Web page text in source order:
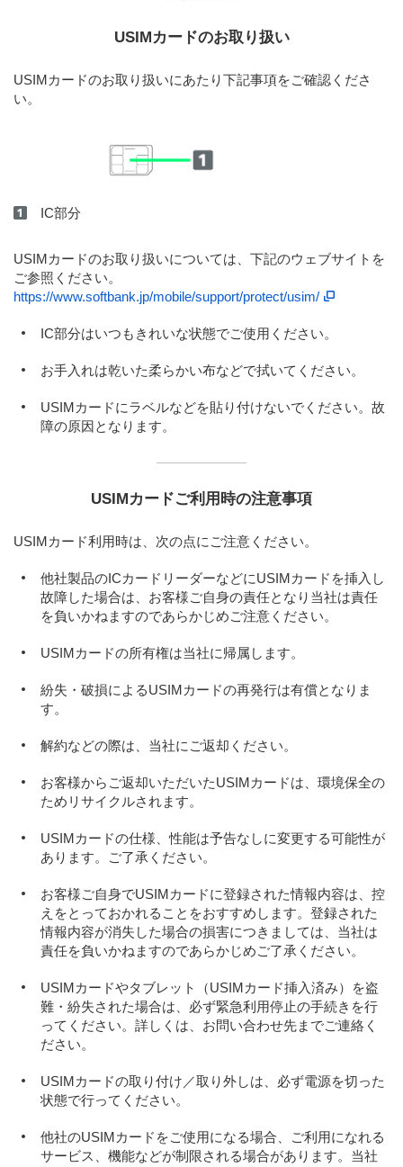
USIMカードのお取り扱い
USIMカードのお取り扱いにあたり下記事項をご確認くださ
い。
IC部分
USIMカードのお取り扱いについては、下記のウェブサイトを
ご参照ください。
https://www.softbank.jp/mobile/support/protect/usim/
IC部分はいつもきれいな状態でご使用ください。
お手入れは乾いた柔らかい布などで拭いてください。
USIMカードにラベルなどを貼り付けないでください。故
障の原因となります。
USIMカードご利用時の注意事項
USIMカード利用時は、次の点にご注意ください。
他社製品のICカードリーダーなどにUSIMカードを挿入し
故障した場合は、お客様ご自身の責任となり当社は責任
を負いかねますのであらかじめご注意ください。
USIMカードの所有権は当社に帰属します。
紛失・破損によるUSIMカードの再発行は有償となりま
す。
解約などの際は、当社にご返却ください。
お客様からご返却いただいたUSIMカードは、環境保全の
ためリサイクルされます。
USIMカードの仕様、性能は予告なしに変更する可能性が
あります。ご了承ください。
お客様ご自身でUSIMカードに登録された情報内容は、控
えをとっておかれることをおすすめします。登録された
情報内容が消失した場合の損害につきましては、当社は
責任を負いかねますのであらかじめご了承ください。
USIMカードやタブレット（USIMカード挿入済み）を盗
難・紛失された場合は、必ず緊急利用停止の手続きを行
ってください。詳しくは、お問い合わせ先までご連絡く
ださい。
USIMカードの取り付け／取り外しは、必ず電源を切った
状態で行ってください。
他社のUSIMカードをご使用になる場合、ご利用になれる
サービス、機能などが制限される場合があります。当社